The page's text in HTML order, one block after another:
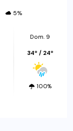
5%
Dom. 9
34º / 24º
100%